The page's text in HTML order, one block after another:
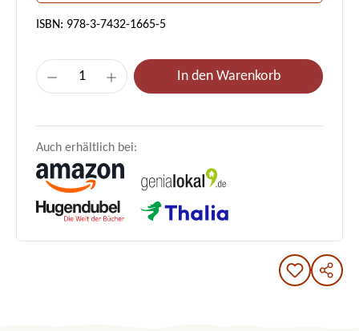
ISBN: 978-3-7432-1665-5
Produkt Anzahl: Gib den gewünschten
In den Warenkorb
Auch erhältlich bei: